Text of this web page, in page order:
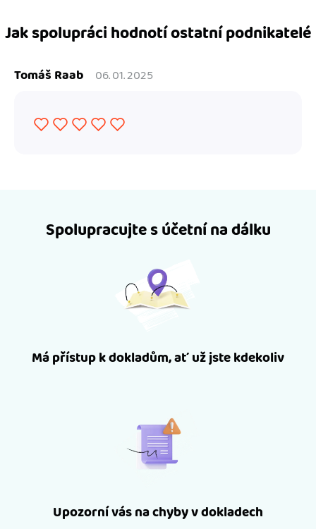
Jak spolupráci hodnotí ostatní podnikatelé
Tomáš Raab 06. 01. 2025
Spolupracujte s účetní na dálku
Má přístup k dokladům, ať už jste kdekoliv
Upozorní vás na chyby v dokladech